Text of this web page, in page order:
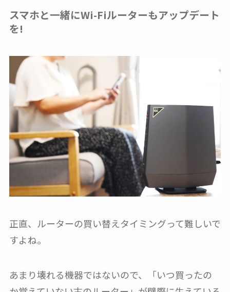
スマホと一緒にWi-Fiルーターもアップデート
を!
正直、ルーターの買い替えタイミングって難しいで
すよね。
あまり壊れる機器ではないので、「いつ買ったの